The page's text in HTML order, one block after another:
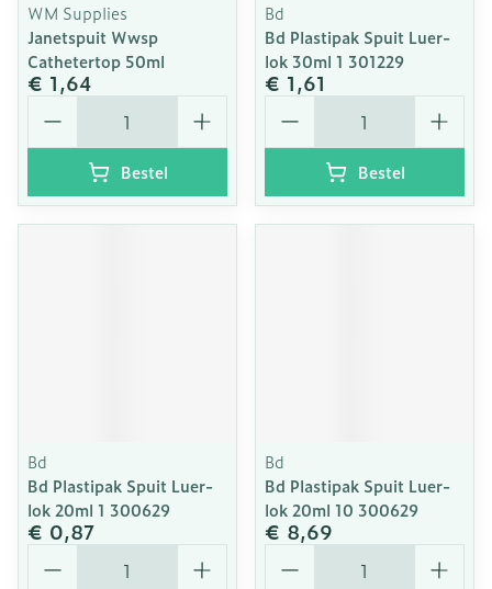
WM Supplies
Janetspuit Wwsp
Cathetertop 50ml
€ 1,64
Aantal
Bestel
Bd
Bd Plastipak Spuit Luer-
lok 30ml 1 301229
€ 1,61
Aantal
Bestel
Bd
Bd Plastipak Spuit Luer-
lok 20ml 1 300629
€ 0,87
Aantal
Bd
Bd Plastipak Spuit Luer-
lok 20ml 10 300629
€ 8,69
Aantal